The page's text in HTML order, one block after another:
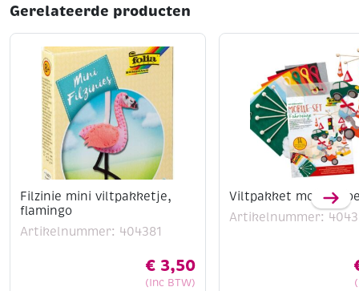
Gerelateerde producten
Filzinie mini viltpakketje,
flamingo
Artikelnummer: 404381
€ 3,50
(Inc BTW)
Viltpakket mobiel
Artikelnummer: